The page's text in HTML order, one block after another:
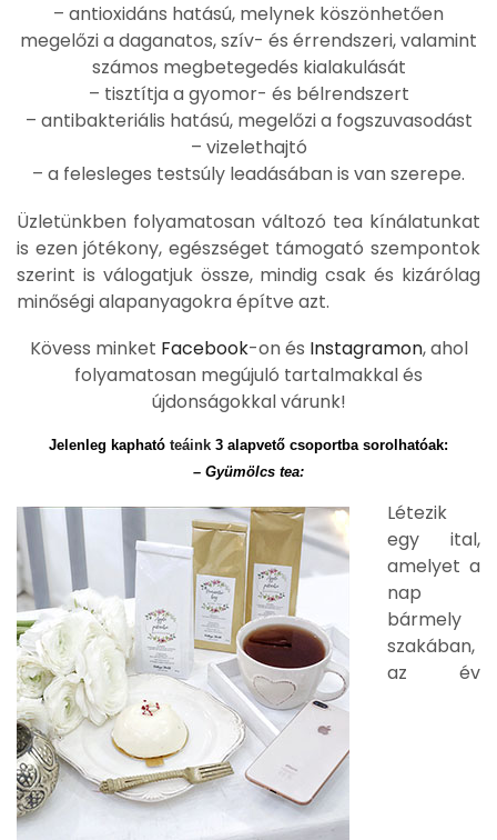
– antioxidáns hatású, melynek köszönhetően
megelőzi a daganatos, szív- és érrendszeri, valamint
számos megbetegedés kialakulását
– tisztítja a gyomor- és bélrendszert
– antibakteriális hatású, megelőzi a fogszuvasodást
– vizelethajtó
– a felesleges testsúly leadásában is van szerepe.
Üzletünkben folyamatosan változó tea kínálatunkat
is ezen jótékony, egészséget támogató szempontok
szerint is válogatjuk össze, mindig csak és kizárólag
minőségi alapanyagokra építve azt.
Kövess minket Facebook-on és Instagramon, ahol
folyamatosan megújuló tartalmakkal és
újdonságokkal várunk!
Jelenleg kapható teáink 3 alapvető csoportba sorolhatóak:
– Gyümölcs tea:
Létezik
egy ital,
amelyet a
nap
bármely
szakában,
az év